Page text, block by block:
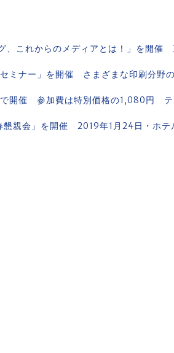
、これからのメディアとは！」を開催
ミナー」を開催 さまざまな印刷分野
開催 参加費は特別価格の1,080円 テ
親会」を開催 2019年1月24日・ホテ